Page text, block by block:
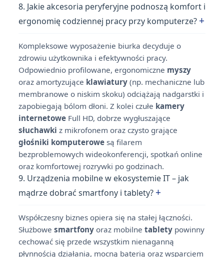
8. Jakie akcesoria peryferyjne podnoszą komfort i
ergonomię codziennej pracy przy komputerze? +
Kompleksowe wyposażenie biurka decyduje o
zdrowiu użytkownika i efektywności pracy.
Odpowiednio profilowane, ergonomiczne myszy
oraz amortyzujące klawiatury (np. mechaniczne lub
membranowe o niskim skoku) odciążają nadgarstki i
zapobiegają bólom dłoni. Z kolei czułe kamery
internetowe Full HD, dobrze wygłuszające
słuchawki z mikrofonem oraz czysto grające
głośniki komputerowe są filarem
bezproblemowych wideokonferencji, spotkań online
oraz komfortowej rozrywki po godzinach.
9. Urządzenia mobilne w ekosystemie IT – jak
mądrze dobrać smartfony i tablety? +
Współczesny biznes opiera się na stałej łączności.
Służbowe smartfony oraz mobilne tablety powinny
cechować się przede wszystkim nienaganną
płynnością działania, mocną baterią oraz wsparciem